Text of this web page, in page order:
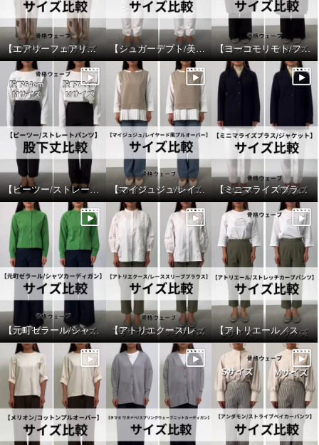
【エアリーフェアリー/春のモダンジャケット】サイズ比較 【シュガーデプト/美脚ストレートパンツ】サイズ比較 【ヨーコモリモト/フーディーデザインコート】サイズ比較
【ピーツー/ストレートパンツ】股下丈比較 【マイジュジュ/レイヤード風プルオーバー】サイズ比較 【ミニマライズプラス/ジャケット】サイズ比較
【元町ゼラール/シャツカーディガン】サイズ比較 【アトリエクース/レーススリーブブラウス】サイズ比較 【アトリエール／ストレッチカーブパンツ】サイズ比較